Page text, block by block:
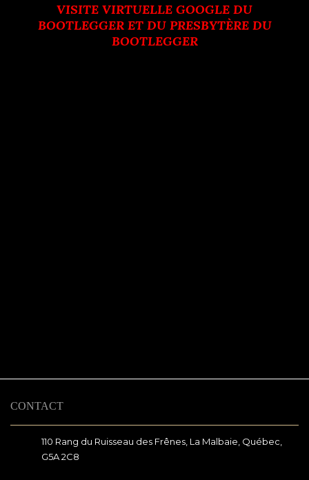
VISITE VIRTUELLE GOOGLE DU
BOOTLEGGER ET DU PRESBYTÈRE DU
BOOTLEGGER
CONTACT
110 Rang du Ruisseau des Frênes, La Malbaie, Québec,
G5A 2C8